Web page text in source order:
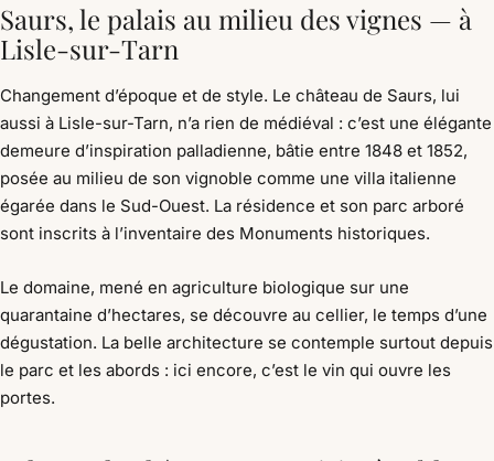
Saurs, le palais au milieu des vignes — à
Lisle-sur-Tarn
Changement d’époque et de style. Le château de Saurs, lui
aussi à Lisle-sur-Tarn, n’a rien de médiéval : c’est une élégante
demeure d’inspiration palladienne, bâtie entre 1848 et 1852,
posée au milieu de son vignoble comme une villa italienne
égarée dans le Sud-Ouest. La résidence et son parc arboré
sont inscrits à l’inventaire des Monuments historiques.
Le domaine, mené en agriculture biologique sur une
quarantaine d’hectares, se découvre au cellier, le temps d’une
dégustation. La belle architecture se contemple surtout depuis
le parc et les abords : ici encore, c’est le vin qui ouvre les
portes.